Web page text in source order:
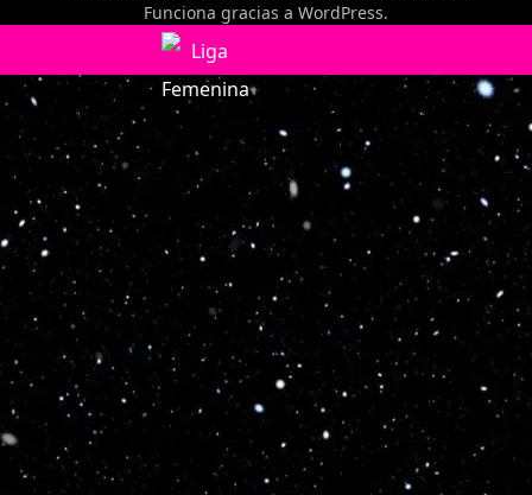
Funciona gracias a WordPress.
Optimized by Seraphinite Accelerator
Turns on site high speed to be attractive for people and search engines.